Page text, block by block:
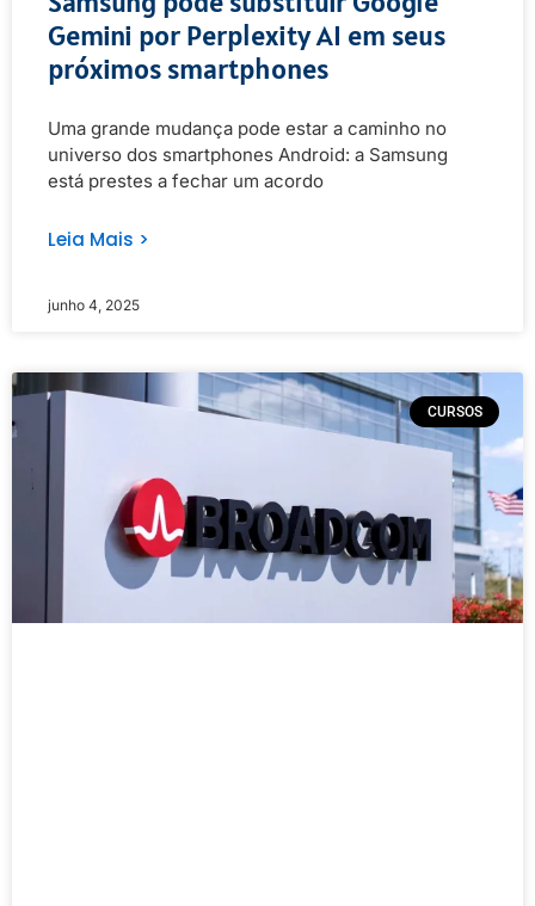
Gemini por Perplexity AI em seus
próximos smartphones
Uma grande mudança pode estar a caminho no
universo dos smartphones Android: a Samsung
está prestes a fechar um acordo
Leia Mais >
junho 4, 2025
CURSOS